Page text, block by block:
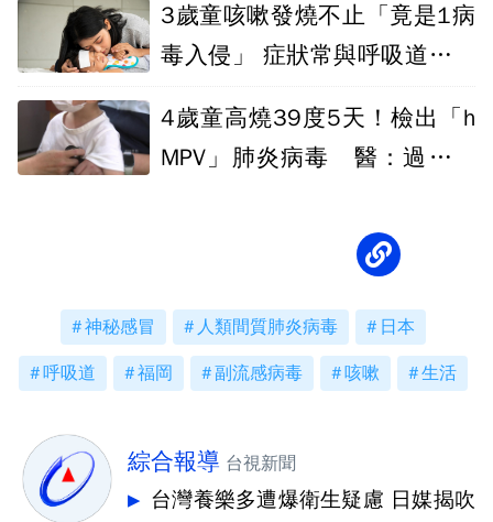
3歲童咳嗽發燒不止「竟是1病
毒入侵」 症狀常與呼吸道融合
4歲童高燒39度5天！檢出「h
MPV」肺炎病毒 醫：過敏族
神秘感冒 人類間質肺炎病毒 日本
呼吸道 福岡 副流感病毒 咳嗽 生活
綜合報導 台視新聞
台灣養樂多遭爆衛生疑慮 日媒揭吹